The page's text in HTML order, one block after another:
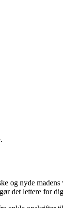
nyde
det lettere for